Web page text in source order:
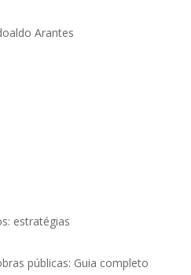
Arantes
estratégias
públicas: Guia completo